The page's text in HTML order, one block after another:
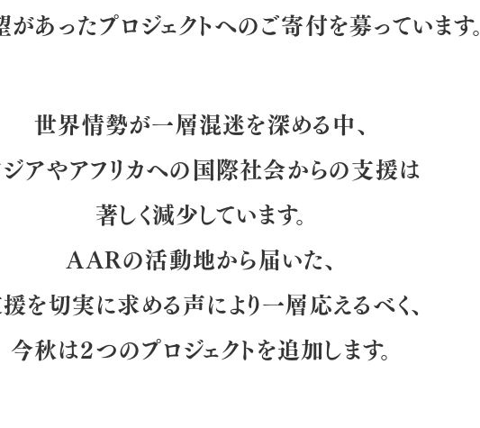
あったプロジェクトへのご寄付を募っています。
世界情勢が一層混迷を深める中、
アやアフリカへの国際社会からの支援は
著しく減少しています。
AARの活動地から届いた、
を切実に求める声により一層応えるべく、
今秋は2つのプロジェクトを追加します。